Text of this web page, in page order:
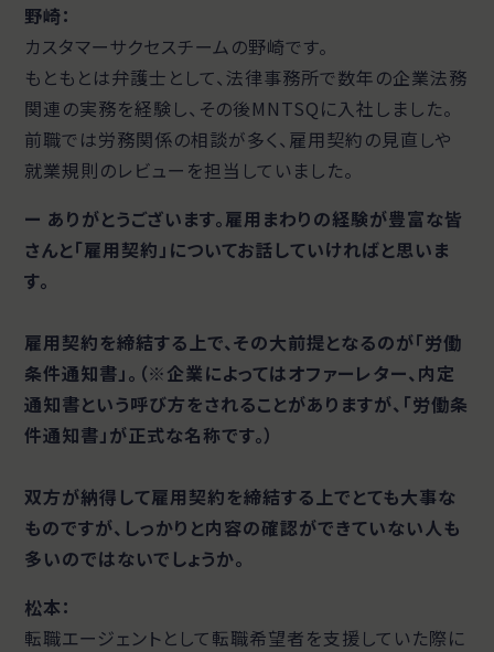
野崎：
カスタマーサクセスチームの野崎です。
もともとは弁護士として、法律事務所で数年の企業法務
関連の実務を経験し、その後MNTSQに入社しました。
前職では労務関係の相談が多く、雇用契約の見直しや
就業規則のレビューを担当していました。
ー ありがとうございます。雇用まわりの経験が豊富な皆
さんと「雇用契約」についてお話していければと思いま
す。
雇用契約を締結する上で、その大前提となるのが「労働
条件通知書」。（※企業によってはオファーレター、内定
通知書という呼び方をされることがありますが、「労働条
件通知書」が正式な名称です。）
双方が納得して雇用契約を締結する上でとても大事な
ものですが、しっかりと内容の確認ができていない人も
多いのではないでしょうか。
松本：
転職エージェントとして転職希望者を支援していた際に